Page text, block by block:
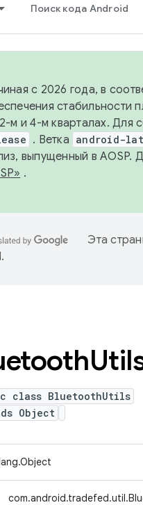
Поиск кода Android
с 2026 года, в
стабильности
м и 4-м кварталах. Для
. Ветка android-
выпущенный в AOSP.
.
Эта
.
class BluetoothUtils
Object